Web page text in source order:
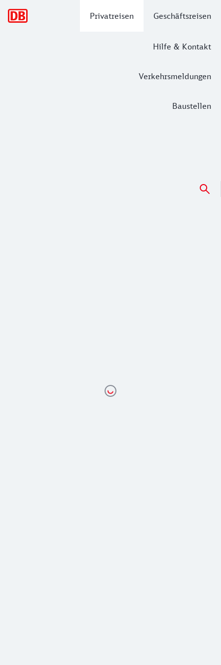
Privatreisen Geschäftsreisen
Hilfe & Kontakt
Verkehrsmeldungen
Baustellen